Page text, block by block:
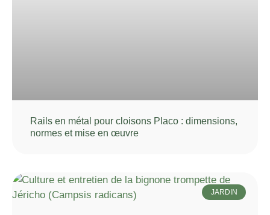
Rails en métal pour cloisons Placo : dimensions,
normes et mise en œuvre
JARDIN